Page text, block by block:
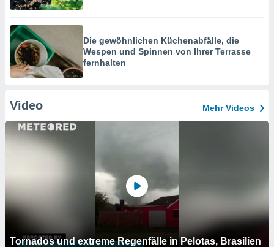
Die gewöhnlichen Küchenabfälle, die
Wespen und Spinnen von Ihrer Terrasse
fernhalten
Video Mehr Videos
Tornados und extreme Regenfälle in Pelotas, Brasilien